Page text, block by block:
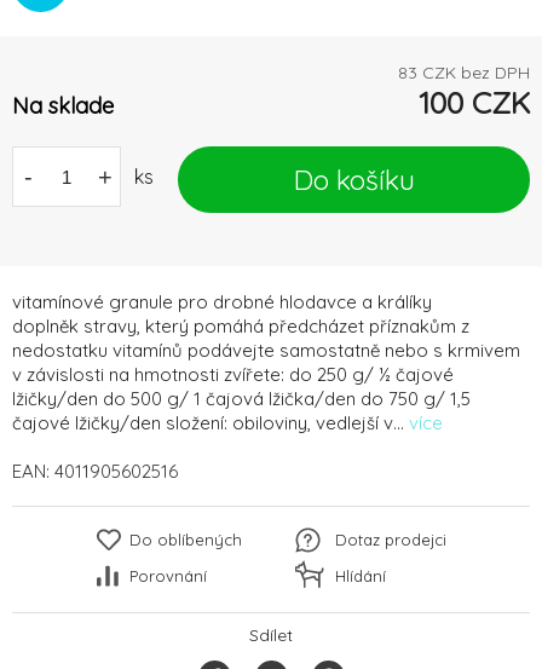
vitamínové granule pro drobné hlodavce a králíky
doplněk stravy, který pomáhá předcházet příznakům z
nedostatku vitamínů podávejte samostatně nebo s krmivem
v závislosti na hmotnosti zvířete: do 250 g/ ½ čajové
lžičky/den do 500 g/ 1 čajová lžička/den do 750 g/ 1,5
čajové lžičky/den složení: obiloviny, vedlejší v... více
83 CZK bez DPH
Na sklade 100 CZK
- + ks Do košíku
EAN: 4011905602516
Do oblíbených
Porovnání
Dotaz prodejci
Hlídání
Sdílet